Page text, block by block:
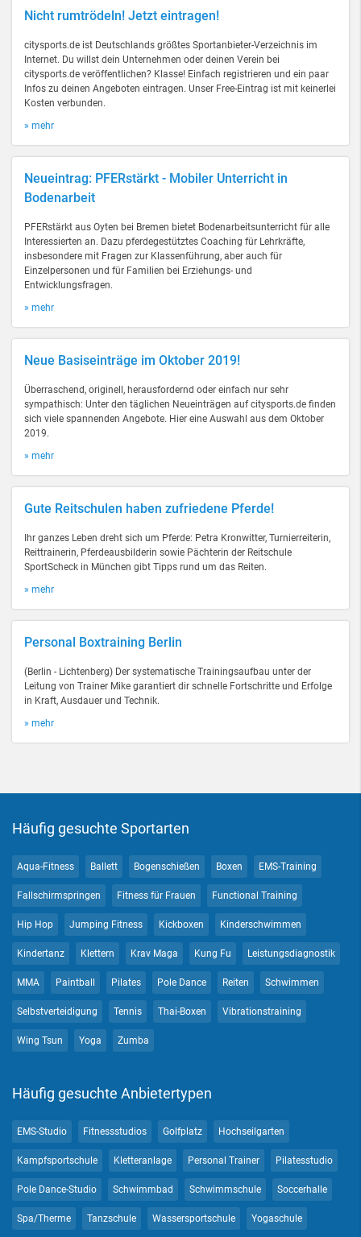
Nicht rumtrödeln! Jetzt eintragen!
citysports.de ist Deutschlands größtes Sportanbieter-Verzeichnis im
Internet. Du willst dein Unternehmen oder deinen Verein bei
citysports.de veröffentlichen? Klasse! Einfach registrieren und ein paar
Infos zu deinen Angeboten eintragen. Unser Free-Eintrag ist mit keinerlei
Kosten verbunden.
» mehr
Neueintrag: PFERstärkt - Mobiler Unterricht in
Bodenarbeit
PFERstärkt aus Oyten bei Bremen bietet Bodenarbeitsunterricht für alle
Interessierten an. Dazu pferdegestütztes Coaching für Lehrkräfte,
insbesondere mit Fragen zur Klassenführung, aber auch für
Einzelpersonen und für Familien bei Erziehungs- und
Entwicklungsfragen.
» mehr
Neue Basiseinträge im Oktober 2019!
Überraschend, originell, herausfordernd oder einfach nur sehr
sympathisch: Unter den täglichen Neueinträgen auf citysports.de finden
sich viele spannenden Angebote. Hier eine Auswahl aus dem Oktober
2019.
» mehr
Gute Reitschulen haben zufriedene Pferde!
Ihr ganzes Leben dreht sich um Pferde: Petra Kronwitter, Turnierreiterin,
Reittrainerin, Pferdeausbilderin sowie Pächterin der Reitschule
SportScheck in München gibt Tipps rund um das Reiten.
» mehr
Personal Boxtraining Berlin
(Berlin - Lichtenberg) Der systematische Trainingsaufbau unter der
Leitung von Trainer Mike garantiert dir schnelle Fortschritte und Erfolge
in Kraft, Ausdauer und Technik.
» mehr
Häufig gesuchte Sportarten
Aqua-Fitness Ballett Bogenschießen Boxen EMS-Training
Fallschirmspringen Fitness für Frauen Functional Training
Hip Hop Jumping Fitness Kickboxen Kinderschwimmen
Kindertanz Klettern Krav Maga Kung Fu Leistungsdiagnostik
MMA Paintball Pilates Pole Dance Reiten Schwimmen
Selbstverteidigung Tennis Thai-Boxen Vibrationstraining
Wing Tsun Yoga Zumba
Häufig gesuchte Anbietertypen
EMS-Studio Fitnessstudios Golfplatz Hochseilgarten
Kampfsportschule Kletteranlage Personal Trainer Pilatesstudio
Pole Dance-Studio Schwimmbad Schwimmschule Soccerhalle
Spa/Therme Tanzschule Wassersportschule Yogaschule